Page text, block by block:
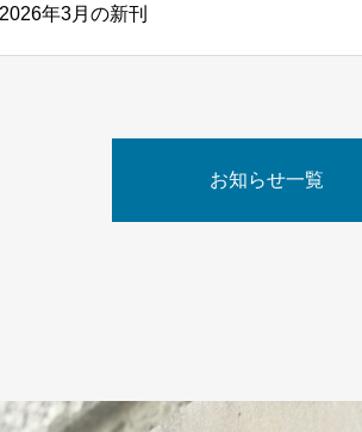
年3月の新刊
お知らせ一覧